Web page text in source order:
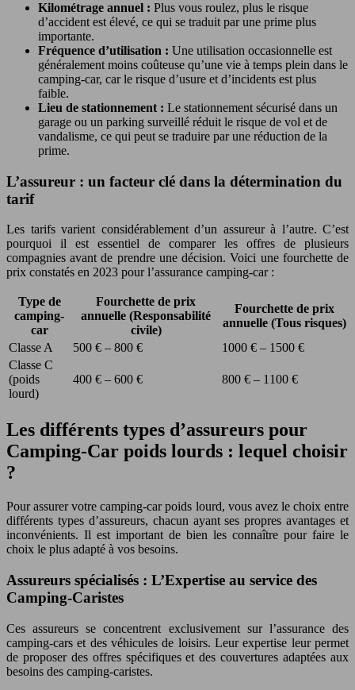
Kilométrage annuel : Plus vous roulez, plus le risque
d’accident est élevé, ce qui se traduit par une prime plus
importante.
Fréquence d’utilisation : Une utilisation occasionnelle est
généralement moins coûteuse qu’une vie à temps plein dans le
camping-car, car le risque d’usure et d’incidents est plus
faible.
Lieu de stationnement : Le stationnement sécurisé dans un
garage ou un parking surveillé réduit le risque de vol et de
vandalisme, ce qui peut se traduire par une réduction de la
prime.
L’assureur : un facteur clé dans la détermination du
tarif
Les tarifs varient considérablement d’un assureur à l’autre. C’est
pourquoi il est essentiel de comparer les offres de plusieurs
compagnies avant de prendre une décision. Voici une fourchette de
prix constatés en 2023 pour l’assurance camping-car :
Type de
camping-
car
Fourchette de prix
annuelle (Responsabilité
civile)
Fourchette de prix
annuelle (Tous risques)
Classe A
500 € – 800 €
1000 € – 1500 €
Classe C
(poids
lourd)
400 € – 600 € 800 € – 1100 €
Les différents types d’assureurs pour
Camping-Car poids lourds : lequel choisir
?
Pour assurer votre camping-car poids lourd, vous avez le choix entre
différents types d’assureurs, chacun ayant ses propres avantages et
inconvénients. Il est important de bien les connaître pour faire le
choix le plus adapté à vos besoins.
Assureurs spécialisés : L’Expertise au service des
Camping-Caristes
Ces assureurs se concentrent exclusivement sur l’assurance des
camping-cars et des véhicules de loisirs. Leur expertise leur permet
de proposer des offres spécifiques et des couvertures adaptées aux
besoins des camping-caristes.